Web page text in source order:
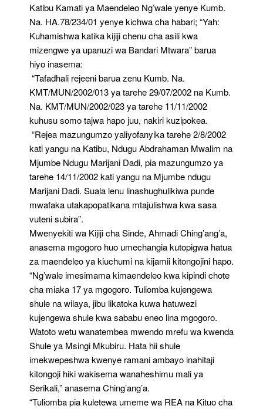
Katibu Kamati ya Maendeleo Ng’wale yenye Kumb.
Na. HA.78/234/01 yenye kichwa cha habari; “Yah:
Kuhamishwa katika kijiji chenu cha asili kwa
mizengwe ya upanuzi wa Bandari Mtwara” barua
hiyo inasema:
“Tafadhali rejeeni barua zenu Kumb. Na.
KMT/MUN/2002/013 ya tarehe 29/07/2002 na Kumb.
Na. KMT/MUN/2002/023 ya tarehe 11/11/2002
kuhusu somo tajwa hapo juu, nakiri kuzipokea.
“Rejea mazungumzo yaliyofanyika tarehe 2/8/2002
kati yangu na Katibu, Ndugu Abdrahaman Mwalim na
Mjumbe Ndugu Marijani Dadi, pia mazungumzo ya
tarehe 14/11/2002 kati yangu na Mjumbe ndugu
Marijani Dadi. Suala lenu linashughulikiwa punde
mwafaka utakapopatikana mtajulishwa kwa sasa
vuteni subira”.
Mwenyekiti wa Kijiji cha Sinde, Ahmadi Ching’ang’a,
anasema mgogoro huo umechangia kutopigwa hatua
za maendeleo ya kiuchumi na kijamii kitongojini hapo.
“Ng’wale imesimama kimaendeleo kwa kipindi chote
cha miaka 17 ya mgogoro. Tuliomba kujengewa
shule na wilaya, jibu likatoka kuwa hatuwezi
kujengewa shule kwa sababu eneo lina mgogoro.
Watoto wetu wanatembea mwendo mrefu wa kwenda
Shule ya Msingi Mkubiru. Hata hii shule
imekwepeshwa kwenye ramani ambayo inahitaji
kitongoji hiki wakisema wanaheshimu mali ya
Serikali,” anasema Ching’ang’a.
“Tuliomba pia kuletewa umeme wa REA na Kituo cha